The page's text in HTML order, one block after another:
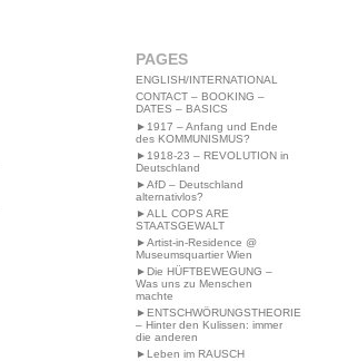
PAGES
ENGLISH/INTERNATIONAL
CONTACT – BOOKING –
DATES – BASICS
►1917 – Anfang und Ende
des KOMMUNISMUS?
►1918-23 – REVOLUTION in
Deutschland
►AfD – Deutschland
alternativlos?
►ALL COPS ARE
STAATSGEWALT
►Artist-in-Residence @
Museumsquartier Wien
►Die HÜFTBEWEGUNG –
Was uns zu Menschen
machte
►ENTSCHWÖRUNGSTHEORIE
– Hinter den Kulissen: immer
die anderen
►Leben im RAUSCH